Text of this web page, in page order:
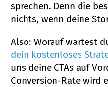
sprechen. Denn die
nichts, wenn deine
Also: Worauf wartest
dein kostenloses
uns deine CTAs auf
Conversion-Rate wird